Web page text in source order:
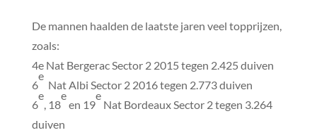
De mannen haalden de laatste jaren veel topprijzen,
zoals:
4e Nat Bergerac Sector 2 2015 tegen 2.425 duiven
6
e
Nat Albi Sector 2 2016 tegen 2.773 duiven
6
e
, 18
e
en 19
e
Nat Bordeaux Sector 2 tegen 3.264
duiven